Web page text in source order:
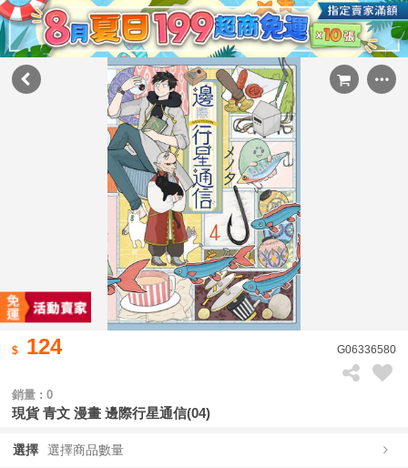
124 G06336580
銷量 : 0
現貨 青文 漫畫 邊際行星通信(04)
選擇 選擇商品數量